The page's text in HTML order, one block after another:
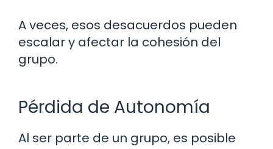
A veces, esos desacuerdos pueden
escalar y afectar la cohesión del
grupo.
Pérdida de Autonomía
Al ser parte de un grupo, es posible